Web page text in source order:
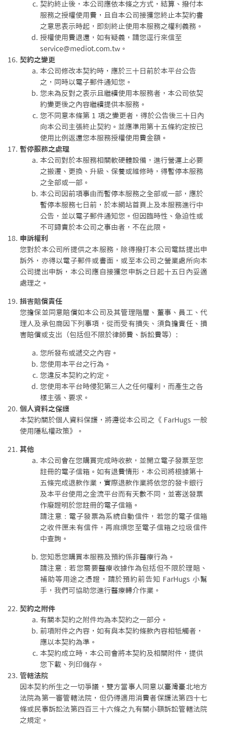
契約終止後，本公司應依本條之方式，結算、撥付本
服務之授權使用費，且自本公司接獲您終止本契約書
之意思表示時起，即刻終止使用本服務之權利義務。
授權使用費退還，如有疑義，請您逕行來信至
service@mediot.com.tw。
契約之變更
本公司修改本契約時，應於三十日前於本平台公告
之，同時以電子郵件通知您。
您未為反對之表示且繼續使用本服務者，本公司依契
約變更後之內容繼續提供本服務。
您不同意本條第 1 項之變更者，得於公告後三十日內
向本公司主張終止契約。並應準用第十五條約定按已
使用比例返還您本服務授權使用費金額。
暫停服務之處理
本公司對於本服務相關軟硬體設備，進行營運上必要
之搬遷、更換、升級、保養或維修時，得暫停本服務
之全部或一部。
本公司因前項事由而暫停本服務之全部或一部，應於
暫停本服務七日前，於本網站首頁上及本服務進行中
公告，並以電子郵件通知您。但因臨時性、急迫性或
不可歸責於本公司之事由者，不在此限。
申訴權利
您對於本公司所提供之本服務，除得撥打本公司電話提出申
訴外，亦得以電子郵件或書面，或至本公司之營業處所向本
公司提出申訴，本公司應自接獲您申訴之日起十五日內妥適
處理之。
損害賠償責任
您擔保並同意賠償如本公司及其管理階層、董事、員工、代
理人及承包商因下列事項，從而受有損失、須負擔責任、損
害賠償或支出（包括但不限於律師費、訴訟費等）:
您所發布或遞交之內容。
您使用本平台之行為。
您違反本契約之約定。
您使用本平台時侵犯第三人之任何權利，而產生之各
樣主張、要求。
個人資料之保護
本契約關於個人資料保護，將遵從本公司之《 FarHugs 一般
使用隱私權政策》。
其他
本公司會在您購買完成時收款，並開立電子發票至您
註冊的電子信箱。如有退費情形，本公司將根據第十
五條完成退款作業，實際退款作業將依您的發卡銀行
及本平台使用之金流平台而有天數不同，並寄送發票
作廢證明於您註冊的電子信箱。
請注意：電子發票為系統自動信件，若您的電子信箱
之收件匣未有信件，再麻煩您至電子信箱之垃圾信件
中查詢。
您知悉您購買本服務及預約係非醫療行為。
請注意：若您需要醫療收據作為包括但不限於理賠、
補助等用途之憑證，請於預約前告知 FarHugs 小幫
手，我們可協助您進行醫療轉介作業。
契約之附件
有關本契約之附件均為本契約之一部分。
前項附件之內容，如有與本契約條款內容相牴觸者，
應以本契約為準。
本契約成立時，本公司會將本契約及相關附件，提供
您下載、列印儲存。
管轄法院
因本契約所生之一切爭議，雙方當事人同意以臺灣臺北地方
法院為第一審管轄法院，但仍得適用消費者保護法第四十七
條或民事訴訟法第四百三十六條之九有關小額訴訟管轄法院
之規定。